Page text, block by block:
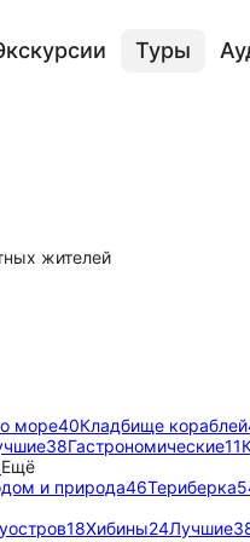
Туры
жителей
море40Кладбище кораблей
38Гастрономические11
Ещё
и природа46Териберка
18Хибины24Лучшие